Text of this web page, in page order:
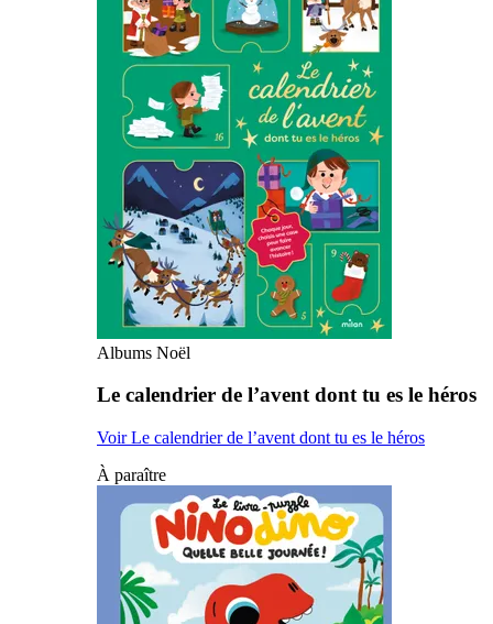
Albums Noël
Le calendrier de l’avent dont tu es le héros
Voir Le calendrier de l’avent dont tu es le héros
À paraître